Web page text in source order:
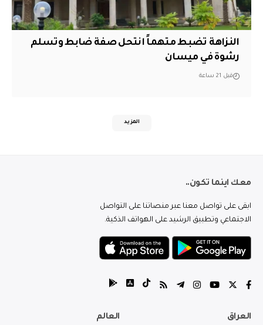
النزاهة تضبط متهماً انتحل صفة ضابط وتسلم
رشوة في ميسان
قبل 21 ساعة
المزيد
معك اينما تكون..
ابقى على تواصل معنا عبر منصاتنا على التواصل
الاجتماعي وتطبيق الرشيد على الهواتف الذكية.
العراق العالم